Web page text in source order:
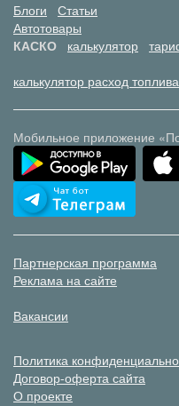
Блоги
Статьи
Автотовары
КАСКО
калькулятор
калькулятор расход топлива
Мобильное приложение
Партнерская программа
Реклама на сайте
Вакансии
Политика
Договор-оферта сайта
О проекте